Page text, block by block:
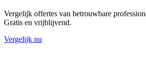
Vergelijk offertes van betrouwbare
Gratis en vrijblijvend.
Vergelijk nu